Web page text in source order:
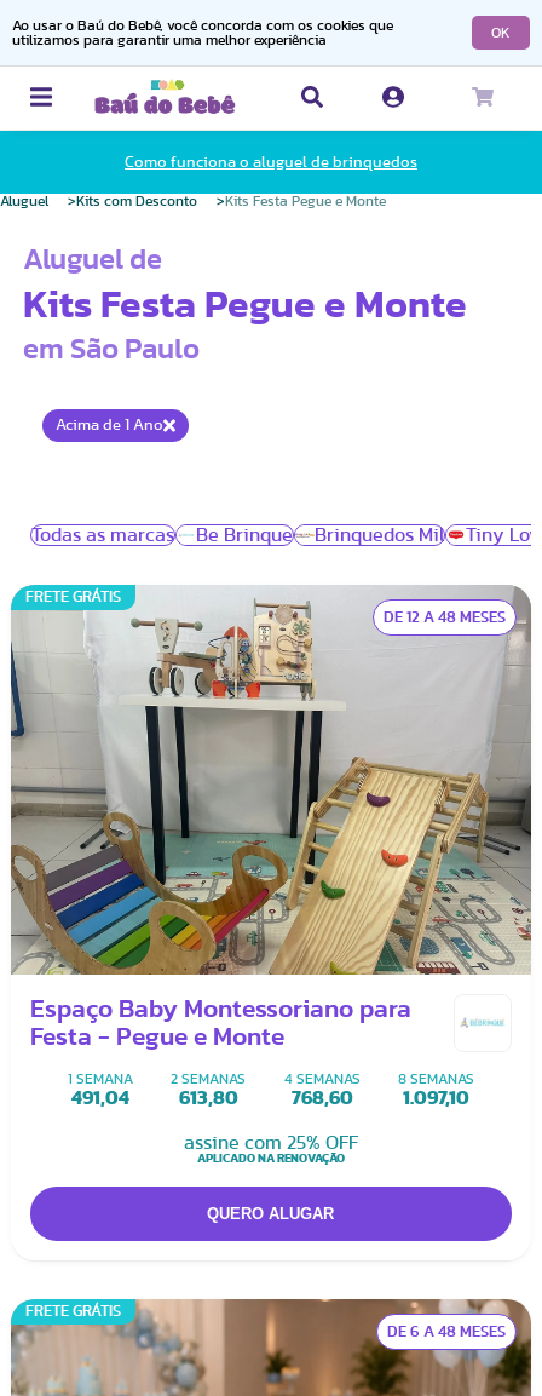
Ao usar o Baú do Bebê, você concorda com os cookies que
utilizamos para garantir uma melhor experiência
OK
Como funciona o aluguel de brinquedos
Aluguel Kits com Desconto Kits Festa Pegue e Monte
Aluguel de
Kits Festa Pegue e Monte
em São Paulo
Acima de 1 Ano
Todas as marcas Be Brinque Brinquedos Mil Tiny
FRETE GRÁTIS
DE 12 A 48 MESES
Espaço Baby Montessoriano para
Festa - Pegue e Monte
1 SEMANA
491,04
2 SEMANAS
613,80
4 SEMANAS
768,60
8 SEMANAS
1.097,10
assine com 25% OFF
APLICADO NA RENOVAÇÃO
FRETE GRÁTIS
DE 6 A 48 MESES